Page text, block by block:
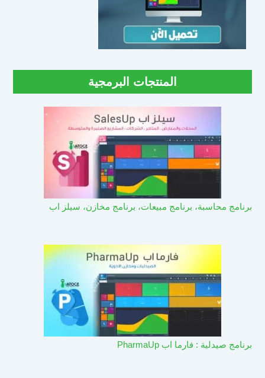
المنتجات البرمجية
برنامج محاسبة، برنامج مبيعات، برنامج مخازن، سيلز اب
برنامج صيدلية : فارما اب PharmaUp​